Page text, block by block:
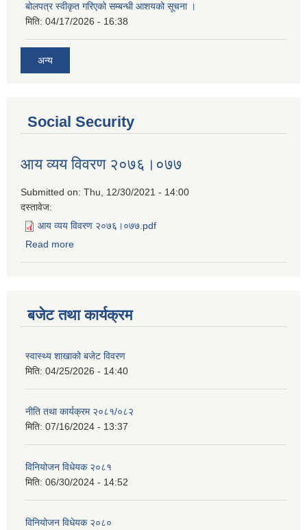
बोलपत्र स्वीकृत गरिएको सम्बन्धी आशयको सूचना ।
मिति: 04/17/2026 - 16:38
अन्य
Social Security
आय व्यय विवरण २०७६।०७७
Submitted on: Thu, 12/30/2021 - 14:00
दस्तावेज:
आय व्यय विवरण २०७६।०७७.pdf
Read more
बजेट तथा कार्यक्रम
स्वास्थ्य शाखाको बजेट विवरण
मिति: 04/25/2026 - 14:40
नीति तथा कार्यक्रम २०८१/०८२
मिति: 07/16/2024 - 13:37
विनियोजन विधेयक २०८१
मिति: 06/30/2024 - 14:52
विनियोजन विधेयक २०८०